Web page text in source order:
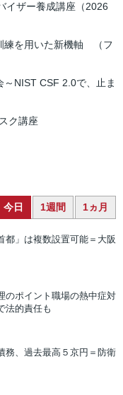
イザー養成講座（2026
練を用いた新機軸 （フ
NIST CSF 2.0で、止ま
ク講座
今日 1週間 1ヵ月
都」は複数設置可能＝大阪
のポイント職場の熱中症対
法的責任も
務、過去最高５京円＝防衛